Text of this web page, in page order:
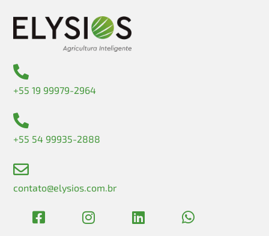
+55 19 99979-2964
+55 54 99935-2888
contato@elysios.com.br